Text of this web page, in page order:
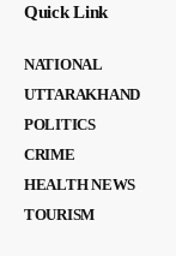
Quick Link
NATIONAL
UTTARAKHAND
POLITICS
CRIME
HEALTH NEWS
TOURISM